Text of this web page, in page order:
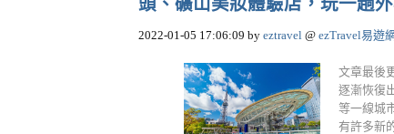
頭、礦山美妝體驗店，玩一趟
2022-01-05 17:06:09 by eztravel @ ezTravel易遊
文章最後
逐漸恢復
等一線城
有許多新